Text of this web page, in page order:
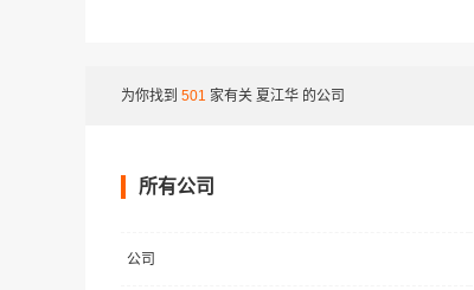
为你找到 501 家有关 夏江华 的公司
所有公司
公司